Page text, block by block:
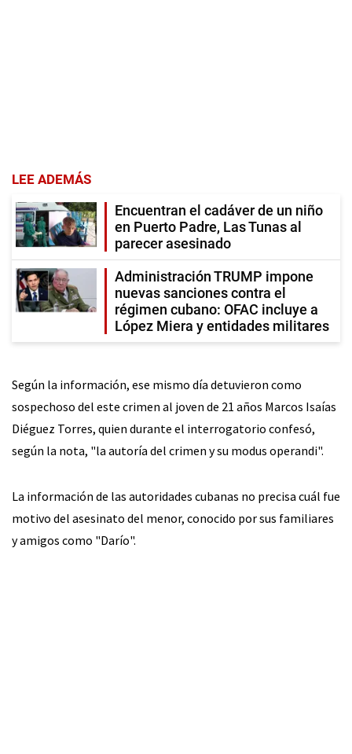
LEE ADEMÁS
Encuentran el cadáver de un niño
en Puerto Padre, Las Tunas al
parecer asesinado
Administración TRUMP impone
nuevas sanciones contra el
régimen cubano: OFAC incluye a
López Miera y entidades militares
Según la información, ese mismo día detuvieron como
sospechoso del este crimen al joven de 21 años Marcos Isaías
Diéguez Torres, quien durante el interrogatorio confesó,
según la nota, "la autoría del crimen y su modus operandi".
La información de las autoridades cubanas no precisa cuál fue
motivo del asesinato del menor, conocido por sus familiares
y amigos como "Darío".